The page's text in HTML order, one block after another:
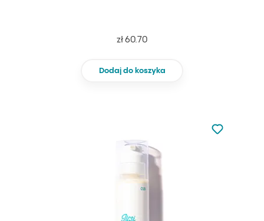
zł 60.70
Dodaj do koszyka
Nie dodano
Dodaj do